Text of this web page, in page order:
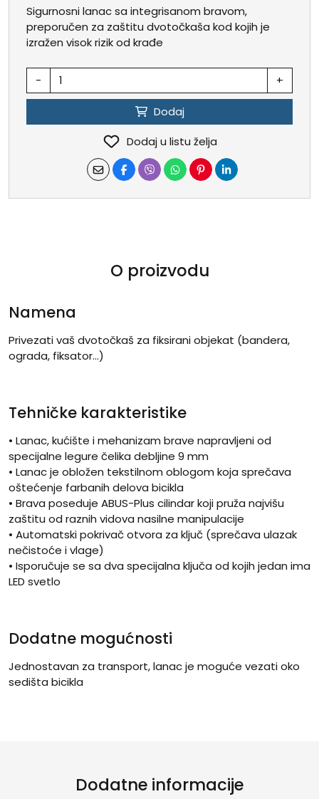
Sigurnosni lanac sa integrisanom bravom,
preporučen za zaštitu dvotočkaša kod kojih je
izražen visok rizik od krađe
- +
Dodaj
Dodaj u listu želja
O proizvodu
Namena
Privezati vaš dvotočkaš za fiksirani objekat (bandera,
ograda, fiksator…)
Tehničke karakteristike
• Lanac, kućište i mehanizam brave napravljeni od
specijalne legure čelika debljine 9 mm
• Lanac je obložen tekstilnom oblogom koja sprečava
oštećenje farbanih delova bicikla
• Brava poseduje ABUS-Plus cilindar koji pruža najvišu
zaštitu od raznih vidova nasilne manipulacije
• Automatski pokrivač otvora za ključ (sprečava ulazak
nečistoće i vlage)
• Isporučuje se sa dva specijalna ključa od kojih jedan ima
LED svetlo
Dodatne mogućnosti
Jednostavan za transport, lanac je moguće vezati oko
sedišta bicikla
Dodatne informacije